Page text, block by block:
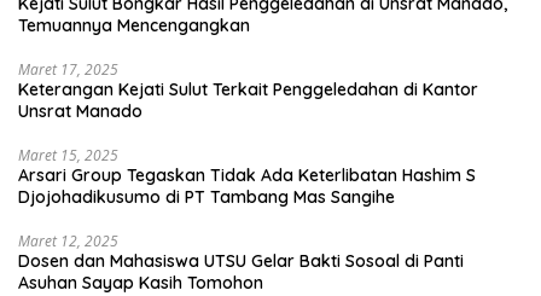
Temuannya Mencengangkan
Maret 17, 2025
Keterangan Kejati Sulut Terkait Penggeledahan di Kantor
Unsrat Manado
Maret 15, 2025
Arsari Group Tegaskan Tidak Ada Keterlibatan Hashim S
Djojohadikusumo di PT Tambang Mas Sangihe
Maret 12, 2025
Dosen dan Mahasiswa UTSU Gelar Bakti Sosoal di Panti
Asuhan Sayap Kasih Tomohon